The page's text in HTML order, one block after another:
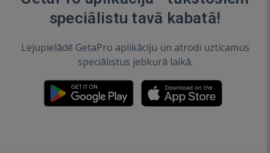
speciālistu tavā kabatā!
Lejupielādē GetaPro aplikāciju un atrodi uzticamus
speciālistus jebkurā laikā.